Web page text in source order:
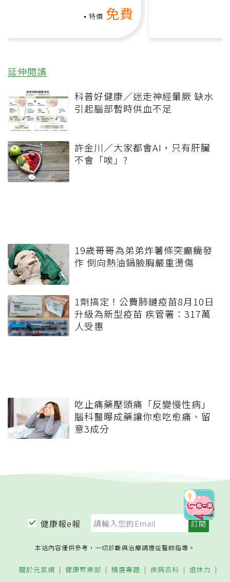
特價 免費
延伸閱讀
科普好健康／迷走神經暈厥 缺水
引起腦部暫時供血不足
許金川／大家都會AI，只有肝臟
不會「唉」?
19歲哥哥為弟弟炸薯條突癲癇發
作 倒向熱油鍋臉胸嚴重燙傷
1劑搞定！公費肺鏈疫苗8月10日
升級為新型疫苗 疾管署：317萬
人受惠
吃止痛藥壓頭痛「反變慢性病」
腦科醫曝成藥讓你愈吃愈痛、留
意3成分
健康報e報
本站內容僅供參考，一切診斷與治療請遵從醫師指導。
關於元氣網 健康聚樂部 精選專題 疾病百科
退休力